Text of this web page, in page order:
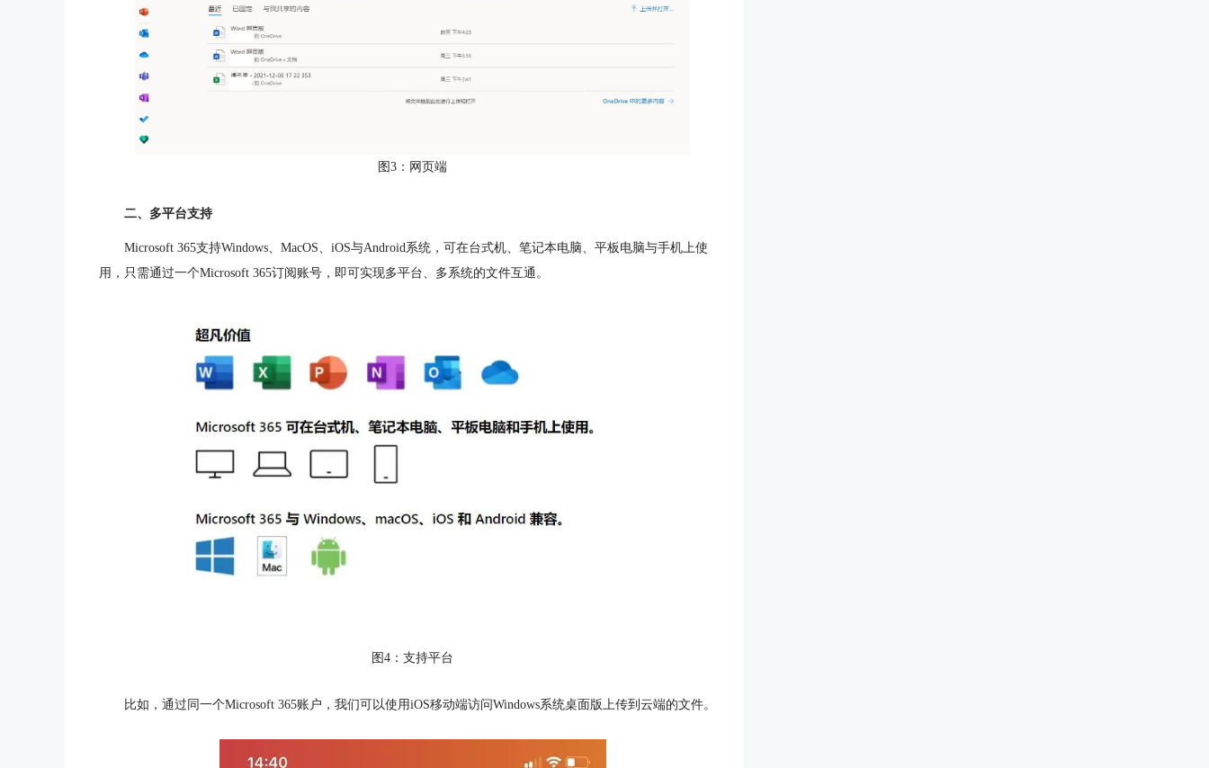
图3：网页端
二、多平台支持
Microsoft 365支持Windows、MacOS、iOS与Android系统，可在台式机、笔记本电脑、平板电脑与手机上使
用，只需通过一个Microsoft 365订阅账号，即可实现多平台、多系统的文件互通。
图4：支持平台
比如，通过同一个Microsoft 365账户，我们可以使用iOS移动端访问Windows系统桌面版上传到云端的文件。